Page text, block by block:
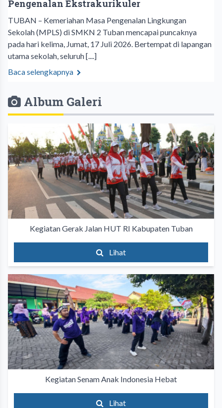
Pengenalan Ekstrakurikuler
TUBAN – Kemeriahan Masa Pengenalan Lingkungan
Sekolah (MPLS) di SMKN 2 Tuban mencapai puncaknya
pada hari kelima, Jumat, 17 Juli 2026. Bertempat di lapangan
utama sekolah, seluruh [....]
Baca selengkapnya
Album Galeri
Kegiatan Gerak Jalan HUT RI Kabupaten Tuban
Lihat
Kegiatan Senam Anak Indonesia Hebat
Lihat